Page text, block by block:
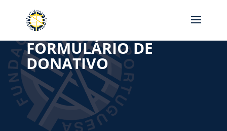
FORMULÁRIO DE
DONATIVO